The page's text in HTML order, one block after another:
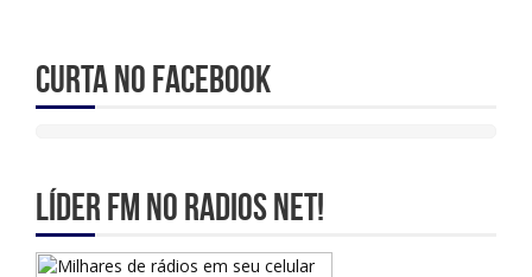
Curta no Facebook
Líder Fm no Radios Net!